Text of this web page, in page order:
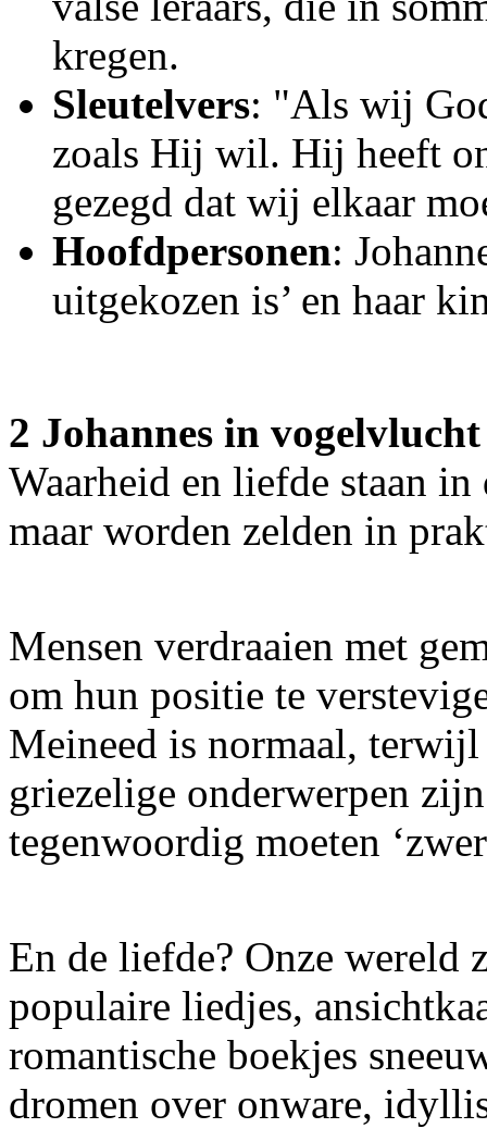
kregen.
Sleutelvers: "Als wij
zoals Hij wil. Hij heeft
gezegd dat wij elkaar
Hoofdpersonen:
uitgekozen is’ en haar
2 Johannes in vogelvlucht
Waarheid en liefde staan
maar worden zelden in
Mensen verdraaien met
om hun positie te
Meineed is normaal,
griezelige onderwerpen
tegenwoordig moeten
En de liefde? Onze wereld
populaire liedjes,
romantische boekjes
dromen over onware,